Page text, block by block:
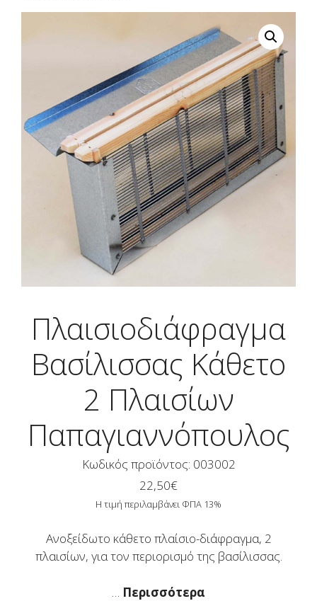
Πλαισιοδιάφραγμα
Βασίλισσας Κάθετο
2 Πλαισίων
Παπαγιαννόπουλος
Κωδικός προϊόντος: 003002
22,50€
Η τιμή περιλαμβάνει ΦΠΑ 13%
Ανοξείδωτο κάθετο πλαίσιο-διάφραγμα, 2
πλαισίων, για τον περιορισμό της βασίλισσας.
Περισσότερα